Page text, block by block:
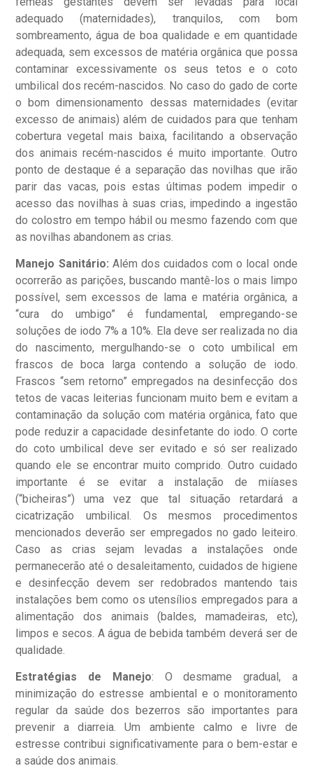
adequado (maternidades), tranquilos, com bom
sombreamento, água de boa qualidade e em quantidade
adequada, sem excessos de matéria orgânica que possa
contaminar excessivamente os seus tetos e o coto
umbilical dos recém-nascidos. No caso do gado de corte
o bom dimensionamento dessas maternidades (evitar
excesso de animais) além de cuidados para que tenham
cobertura vegetal mais baixa, facilitando a observação
dos animais recém-nascidos é muito importante. Outro
ponto de destaque é a separação das novilhas que irão
parir das vacas, pois estas últimas podem impedir o
acesso das novilhas à suas crias, impedindo a ingestão
do colostro em tempo hábil ou mesmo fazendo com que
as novilhas abandonem as crias.
Manejo Sanitário: Além dos cuidados com o local onde
ocorrerão as parições, buscando mantê-los o mais limpo
possível, sem excessos de lama e matéria orgânica, a
“cura do umbigo” é fundamental, empregando-se
soluções de iodo 7% a 10%. Ela deve ser realizada no dia
do nascimento, mergulhando-se o coto umbilical em
frascos de boca larga contendo a solução de iodo.
Frascos “sem retorno” empregados na desinfecção dos
tetos de vacas leiterias funcionam muito bem e evitam a
contaminação da solução com matéria orgânica, fato que
pode reduzir a capacidade desinfetante do iodo. O corte
do coto umbilical deve ser evitado e só ser realizado
quando ele se encontrar muito comprido. Outro cuidado
importante é se evitar a instalação de miíases
(“bicheiras”) uma vez que tal situação retardará a
cicatrização umbilical. Os mesmos procedimentos
mencionados deverão ser empregados no gado leiteiro.
Caso as crias sejam levadas a instalações onde
permanecerão até o desaleitamento, cuidados de higiene
e desinfecção devem ser redobrados mantendo tais
instalações bem como os utensílios empregados para a
alimentação dos animais (baldes, mamadeiras, etc),
limpos e secos. A água de bebida também deverá ser de
qualidade.
Estratégias de Manejo: O desmame gradual, a
minimização do estresse ambiental e o monitoramento
regular da saúde dos bezerros são importantes para
prevenir a diarreia. Um ambiente calmo e livre de
estresse contribui significativamente para o bem-estar e
a saúde dos animais.